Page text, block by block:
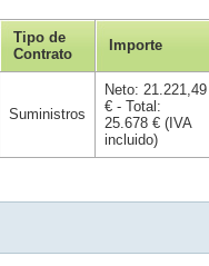
Tipo de
Contrato
Importe
Suministros
Neto: 21.221,49
€ - Total:
25.678 € (IVA
incluido)